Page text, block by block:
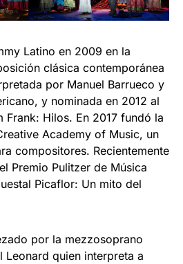
Latino en 2009 en la
clásica contemporánea
por Manuel Barrueco y
y nominada en 2012 al
Frank: Hilos. En 2017 fundó la
Academy of Music, un
compositores. Recientemente
Premio Pulitzer de Música
Picaflor: Un mito del
por la mezzosoprano
Leonard quien interpreta a